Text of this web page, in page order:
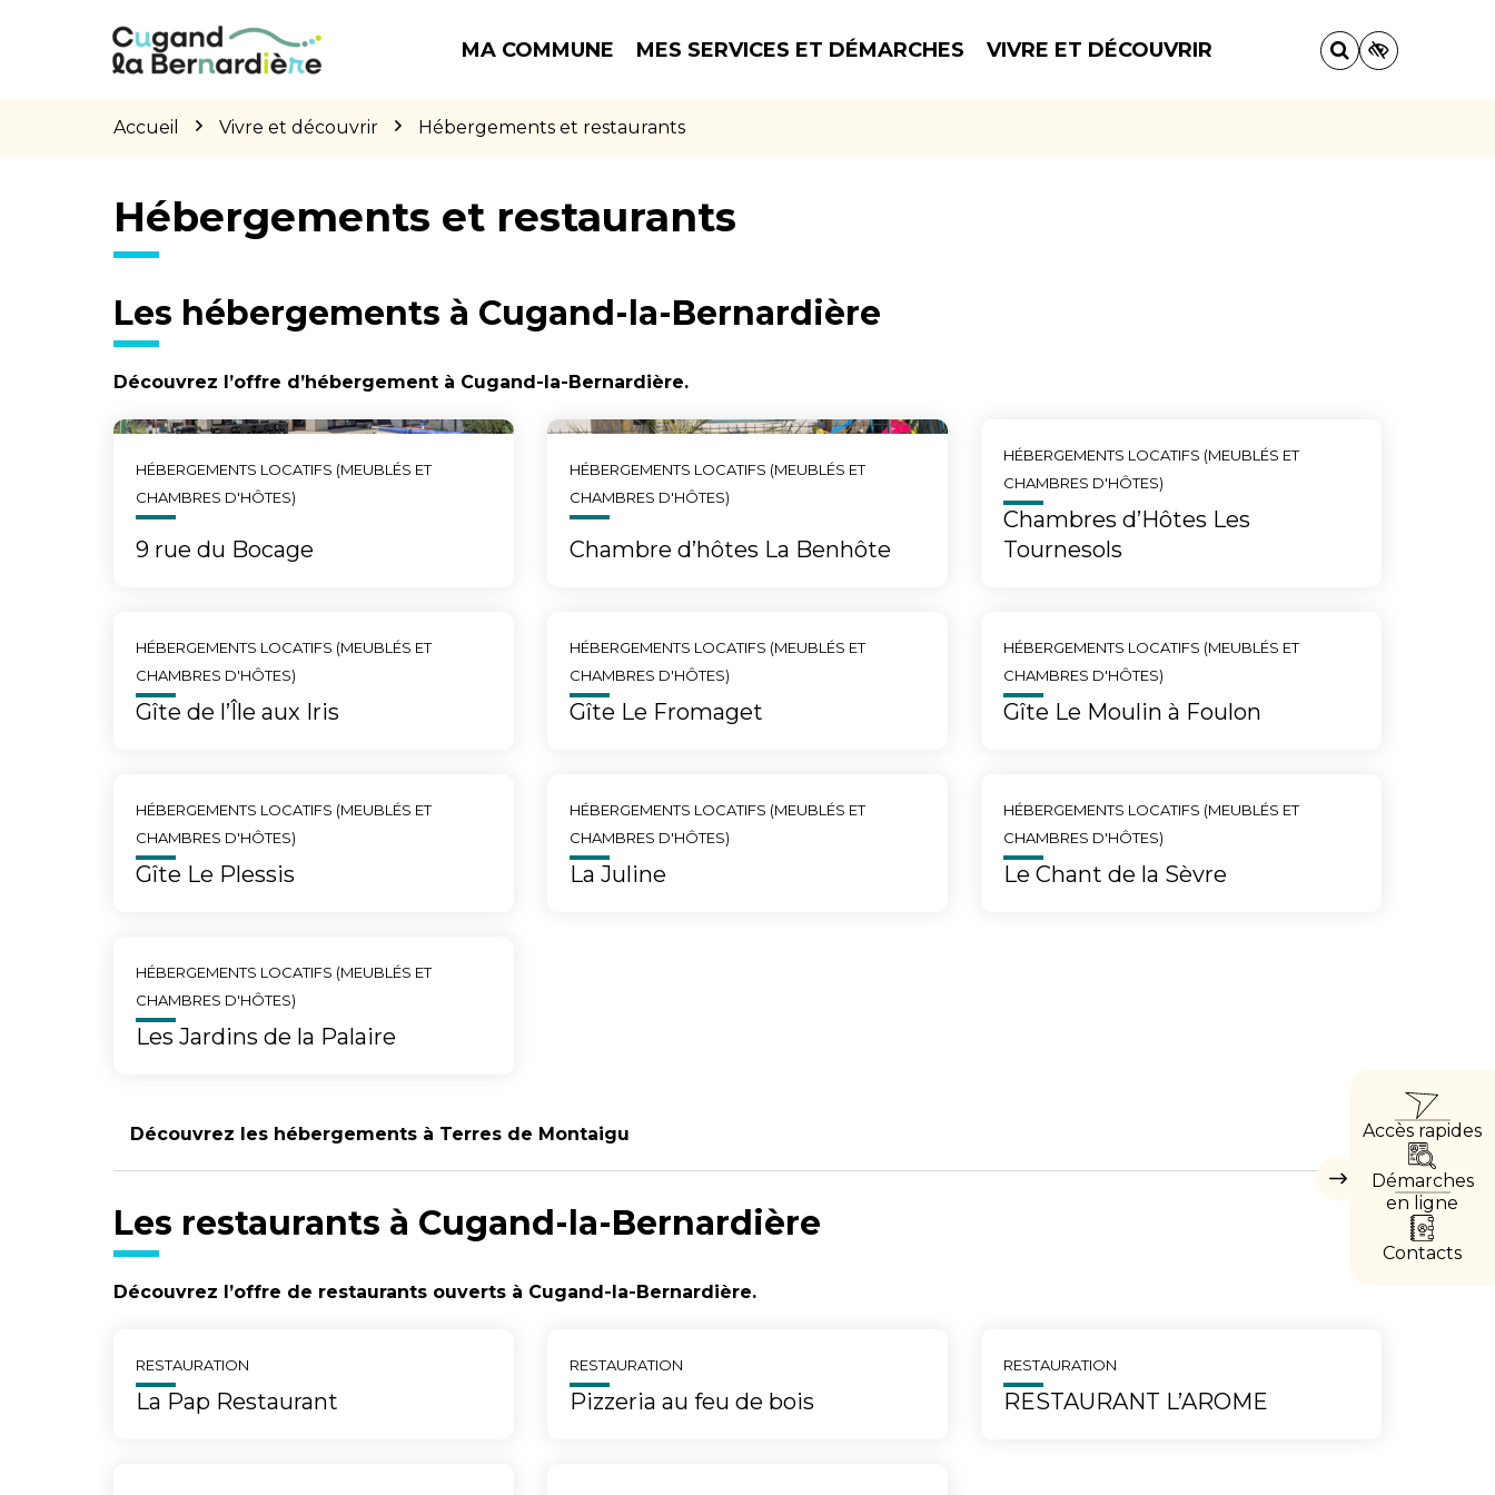
MA COMMUNE MES SERVICES ET DÉMARCHES VIVRE ET DÉCOUVRIR
Accueil Vivre et découvrir Hébergements et restaurants
Masquer
Accès rapides
Démarches
en ligne
Contacts
Hébergements et restaurants
Les hébergements à Cugand-la-Bernardière
Découvrez l’offre d’hébergement à Cugand-la-Bernardière.
HÉBERGEMENTS LOCATIFS (MEUBLÉS ET
CHAMBRES D'HÔTES)
9 rue du Bocage
HÉBERGEMENTS LOCATIFS (MEUBLÉS ET
CHAMBRES D'HÔTES)
Chambre d’hôtes La Benhôte
HÉBERGEMENTS LOCATIFS (MEUBLÉS ET
CHAMBRES D'HÔTES)
Chambres d’Hôtes Les
Tournesols
HÉBERGEMENTS LOCATIFS (MEUBLÉS ET
CHAMBRES D'HÔTES)
Gîte de l’Île aux Iris
HÉBERGEMENTS LOCATIFS (MEUBLÉS ET
CHAMBRES D'HÔTES)
Gîte Le Fromaget
HÉBERGEMENTS LOCATIFS (MEUBLÉS ET
CHAMBRES D'HÔTES)
Gîte Le Moulin à Foulon
HÉBERGEMENTS LOCATIFS (MEUBLÉS ET
CHAMBRES D'HÔTES)
Gîte Le Plessis
HÉBERGEMENTS LOCATIFS (MEUBLÉS ET
CHAMBRES D'HÔTES)
La Juline
HÉBERGEMENTS LOCATIFS (MEUBLÉS ET
CHAMBRES D'HÔTES)
Le Chant de la Sèvre
HÉBERGEMENTS LOCATIFS (MEUBLÉS ET
CHAMBRES D'HÔTES)
Les Jardins de la Palaire
Découvrez les hébergements à Terres de Montaigu
Les restaurants à Cugand-la-Bernardière
Découvrez l’offre de restaurants ouverts à Cugand-la-Bernardière.
RESTAURATION
La Pap Restaurant
RESTAURATION
Pizzeria au feu de bois
RESTAURATION
RESTAURANT L’AROME